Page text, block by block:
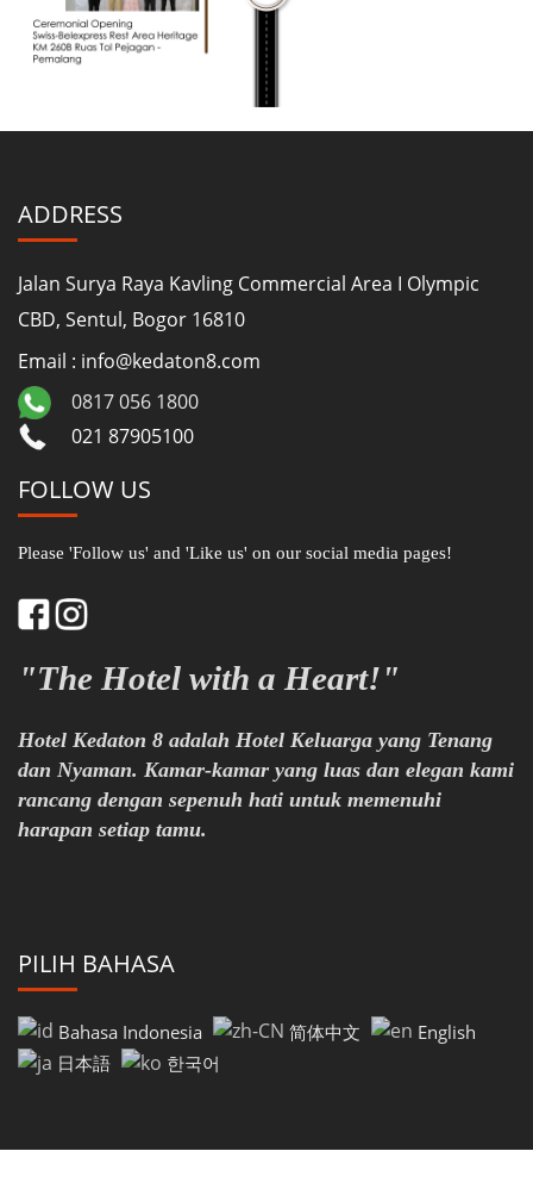
ADDRESS
Jalan Surya Raya Kavling Commercial Area I Olympic
CBD, Sentul, Bogor 16810
Email : info@kedaton8.com
0817 056 1800
021 87905100
FOLLOW US
Please 'Follow us' and 'Like us' on our social media pages!
"The Hotel with a Heart!"
Hotel Kedaton 8 adalah Hotel Keluarga yang Tenang
dan Nyaman. Kamar-kamar yang luas dan elegan kami
rancang dengan sepenuh hati untuk memenuhi
harapan setiap tamu.
PILIH BAHASA
Bahasa Indonesia 简体中文
English
日本語
한국어